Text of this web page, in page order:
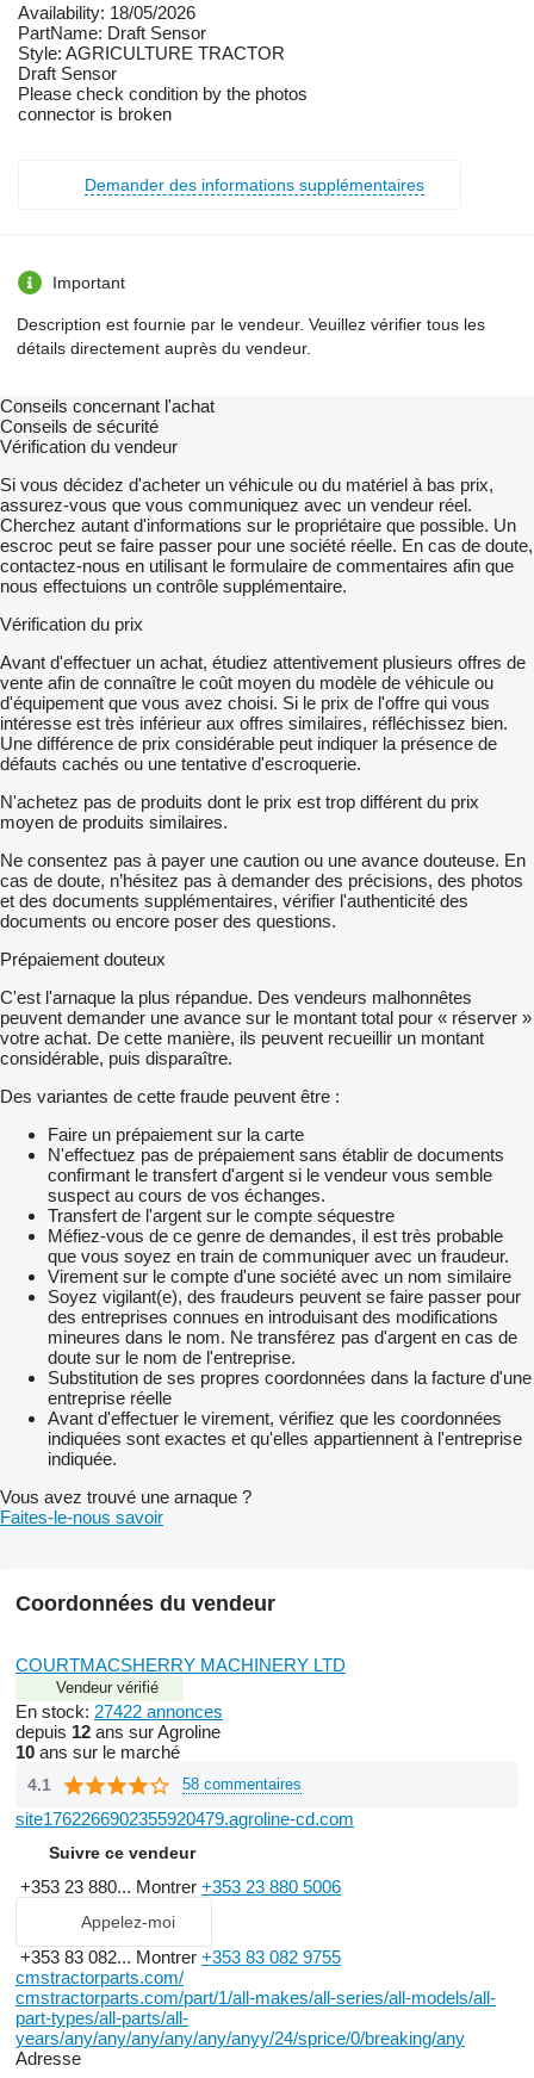
Availability: 18/05/2026
PartName: Draft Sensor
Style: AGRICULTURE TRACTOR
Draft Sensor
Please check condition by the photos
connector is broken
Demander des informations supplémentaires
Important
Description est fournie par le vendeur. Veuillez vérifier tous les
détails directement auprès du vendeur.
Conseils concernant l'achat
Conseils de sécurité
Vérification du vendeur
Si vous décidez d'acheter un véhicule ou du matériel à bas prix,
assurez-vous que vous communiquez avec un vendeur réel.
Cherchez autant d'informations sur le propriétaire que possible. Un
escroc peut se faire passer pour une société réelle. En cas de doute,
contactez-nous en utilisant le formulaire de commentaires afin que
nous effectuions un contrôle supplémentaire.
Vérification du prix
Avant d'effectuer un achat, étudiez attentivement plusieurs offres de
vente afin de connaître le coût moyen du modèle de véhicule ou
d'équipement que vous avez choisi. Si le prix de l'offre qui vous
intéresse est très inférieur aux offres similaires, réfléchissez bien.
Une différence de prix considérable peut indiquer la présence de
défauts cachés ou une tentative d'escroquerie.
N'achetez pas de produits dont le prix est trop différent du prix
moyen de produits similaires.
Ne consentez pas à payer une caution ou une avance douteuse. En
cas de doute, n’hésitez pas à demander des précisions, des photos
et des documents supplémentaires, vérifier l'authenticité des
documents ou encore poser des questions.
Prépaiement douteux
C'est l'arnaque la plus répandue. Des vendeurs malhonnêtes
peuvent demander une avance sur le montant total pour « réserver »
votre achat. De cette manière, ils peuvent recueillir un montant
considérable, puis disparaître.
Des variantes de cette fraude peuvent être :
Faire un prépaiement sur la carte
N'effectuez pas de prépaiement sans établir de documents
confirmant le transfert d'argent si le vendeur vous semble
suspect au cours de vos échanges.
Transfert de l'argent sur le compte séquestre
Méfiez-vous de ce genre de demandes, il est très probable
que vous soyez en train de communiquer avec un fraudeur.
Virement sur le compte d'une société avec un nom similaire
Soyez vigilant(e), des fraudeurs peuvent se faire passer pour
des entreprises connues en introduisant des modifications
mineures dans le nom. Ne transférez pas d'argent en cas de
doute sur le nom de l'entreprise.
Substitution de ses propres coordonnées dans la facture d'une
entreprise réelle
Avant d'effectuer le virement, vérifiez que les coordonnées
indiquées sont exactes et qu'elles appartiennent à l'entreprise
indiquée.
Vous avez trouvé une arnaque ?
Faites-le-nous savoir
Coordonnées du vendeur
COURTMACSHERRY MACHINERY LTD
Vendeur vérifié
En stock: 27422 annonces
depuis 12 ans sur Agroline
10 ans sur le marché
4.1 58 commentaires
site1762266902355920479.agroline-cd.com
Suivre ce vendeur
+353 23 880... Montrer +353 23 880 5006
Appelez-moi
+353 83 082... Montrer +353 83 082 9755
cmstractorparts.com/
cmstractorparts.com/part/1/all-makes/all-series/all-models/all-
part-types/all-parts/all-
years/any/any/any/any/any/anyy/24/sprice/0/breaking/any
Adresse